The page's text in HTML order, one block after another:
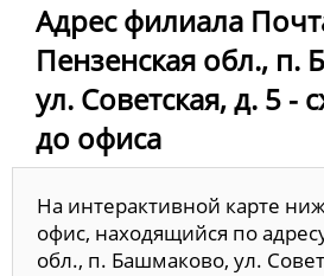
Адрес филиала
Пензенская обл., п.
ул. Советская, д. 5 -
до офиса
На интерактивной карте
офис, находящийся по
обл., п. Башмаково, ул.